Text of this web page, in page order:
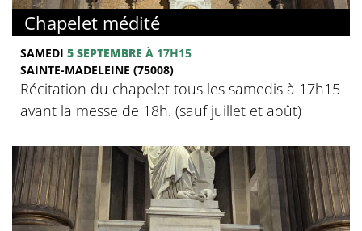
Chapelet médité
SAMEDI 5 SEPTEMBRE À 17H15
SAINTE-MADELEINE (75008)
Récitation du chapelet tous les samedis à 17h15
avant la messe de 18h. (sauf juillet et août)